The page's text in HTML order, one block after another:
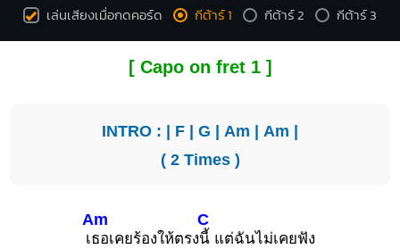
เล่นเสียงเมื่อกดคอร์ด กีต้าร์ 1 กีต้าร์ 2 กีต้าร์ 3
[ Capo on fret 1 ]
INTRO : | F | G | Am | Am |
( 2 Times )
เ
Am
ธอเคยร้องให้ตรง
C
นี้ แต่ฉันไม่เคยฟัง